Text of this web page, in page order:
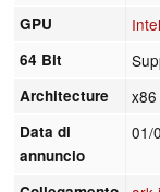
GPU
64 Bit
Architecture x86
Data di
annuncio
01/